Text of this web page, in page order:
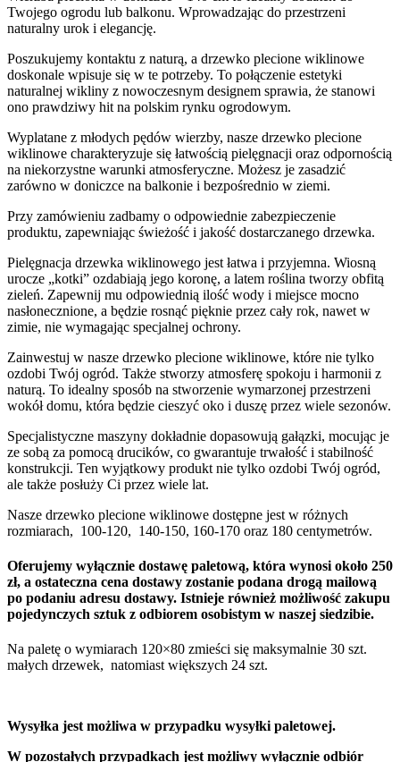
Twojego ogrodu lub balkonu. Wprowadzając do przestrzeni
naturalny urok i elegancję.
Poszukujemy kontaktu z naturą, a drzewko plecione wiklinowe
doskonale wpisuje się w te potrzeby. To połączenie estetyki
naturalnej wikliny z nowoczesnym designem sprawia, że stanowi
ono prawdziwy hit na polskim rynku ogrodowym.
Wyplatane z młodych pędów wierzby, nasze drzewko plecione
wiklinowe charakteryzuje się łatwością pielęgnacji oraz odpornością
na niekorzystne warunki atmosferyczne. Możesz je zasadzić
zarówno w doniczce na balkonie i bezpośrednio w ziemi.
Przy zamówieniu zadbamy o odpowiednie zabezpieczenie
produktu, zapewniając świeżość i jakość dostarczanego drzewka.
Pielęgnacja drzewka wiklinowego jest łatwa i przyjemna. Wiosną
urocze „kotki” ozdabiają jego koronę, a latem roślina tworzy obfitą
zieleń. Zapewnij mu odpowiednią ilość wody i miejsce mocno
nasłonecznione, a będzie rosnąć pięknie przez cały rok, nawet w
zimie, nie wymagając specjalnej ochrony.
Zainwestuj w nasze drzewko plecione wiklinowe, które nie tylko
ozdobi Twój ogród. Także stworzy atmosferę spokoju i harmonii z
naturą. To idealny sposób na stworzenie wymarzonej przestrzeni
wokół domu, która będzie cieszyć oko i duszę przez wiele sezonów.
Specjalistyczne maszyny dokładnie dopasowują gałązki, mocując je
ze sobą za pomocą drucików, co gwarantuje trwałość i stabilność
konstrukcji. Ten wyjątkowy produkt nie tylko ozdobi Twój ogród,
ale także posłuży Ci przez wiele lat.
Nasze drzewko plecione wiklinowe dostępne jest w różnych
rozmiarach, 100-120, 140-150, 160-170 oraz 180 centymetrów.
Oferujemy wyłącznie dostawę paletową, która wynosi około 250
zł, a ostateczna cena dostawy zostanie podana drogą mailową
po podaniu adresu dostawy. Istnieje również możliwość zakupu
pojedynczych sztuk z odbiorem osobistym w naszej siedzibie.
Na paletę o wymiarach 120×80 zmieści się maksymalnie 30 szt.
małych drzewek, natomiast większych 24 szt.
Wysyłka jest możliwa w przypadku wysyłki paletowej.
W pozostałych przypadkach jest możliwy wyłącznie odbiór